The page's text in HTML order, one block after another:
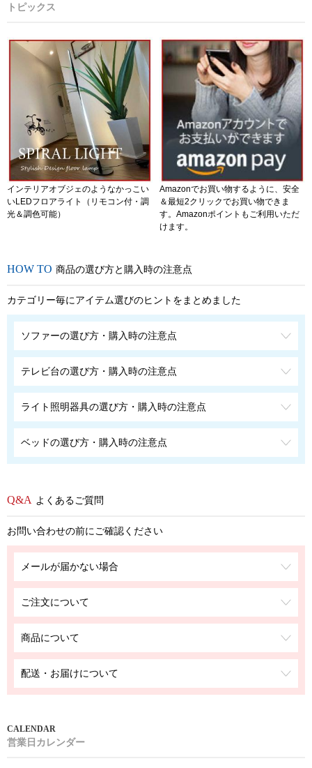
トピックス
インテリアオブジェのようなかっこい
いLEDフロアライト（リモコン付・調
光＆調色可能）
Amazonでお買い物するように、安全
＆最短2クリックでお買い物できま
す。Amazonポイントもご利用いただ
けます。
商品の選び方と購入時の注意点
カテゴリー毎にアイテム選びのヒントをまとめました
ソファーの選び方・購入時の注意点
テレビ台の選び方・購入時の注意点
ライト照明器具の選び方・購入時の注意点
ベッドの選び方・購入時の注意点
よくあるご質問
お問い合わせの前にご確認ください
メールが届かない場合
ご注文について
商品について
配送・お届けについて
営業日カレンダー